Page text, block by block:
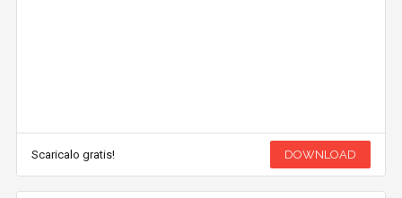
Scaricalo gratis! DOWNLOAD